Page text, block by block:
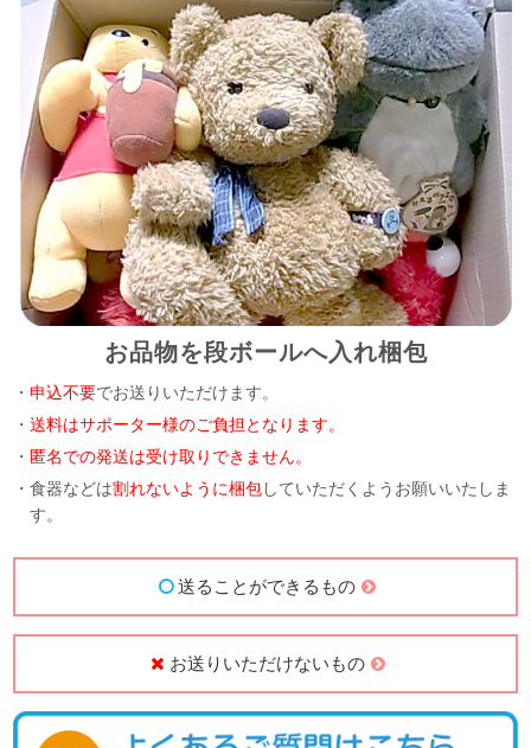
お品物を段ボールへ入れ梱包
・申込不要でお送りいただけます。
・送料はサポーター様のご負担となります。
・ 匿名での発送は受け取りできません。
・食器などは割れないように梱包していただくようお願いいたしま
す。
送ることができるもの
お送りいただけないもの